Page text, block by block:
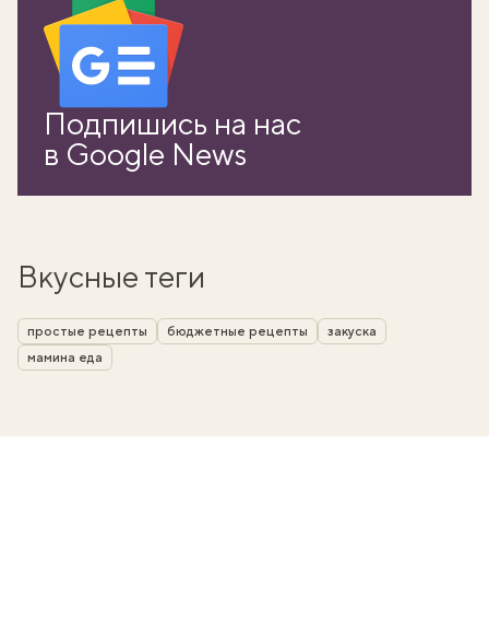
Подпишись на нас
в Google News
Вкусные теги
простые рецепты бюджетные рецепты
закуска
мамина еда